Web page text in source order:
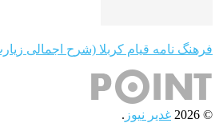
فرهنگ نامه قیام کربلا (شرح اجمالی
© 2026 غدیر نیوز .